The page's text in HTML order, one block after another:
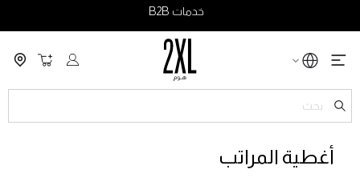
خدمات B2B
سلة
أغطية المراتب